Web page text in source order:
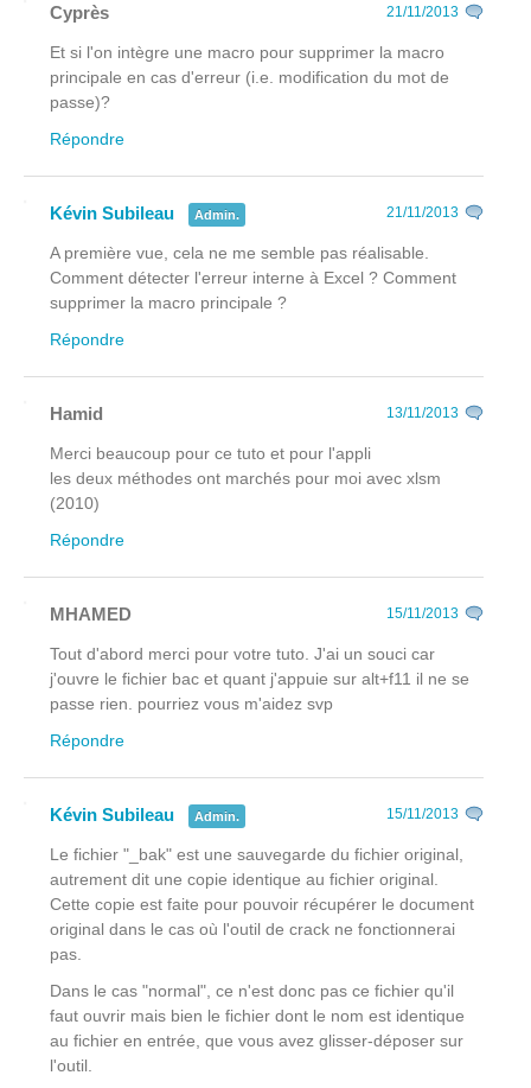
Cyprès 21/11/2013
Et si l'on intègre une macro pour supprimer la macro
principale en cas d'erreur (i.e. modification du mot de
passe)?
Répondre
Kévin Subileau Admin. 21/11/2013
A première vue, cela ne me semble pas réalisable.
Comment détecter l'erreur interne à Excel ? Comment
supprimer la macro principale ?
Répondre
Hamid 13/11/2013
Merci beaucoup pour ce tuto et pour l'appli
les deux méthodes ont marchés pour moi avec xlsm
(2010)
Répondre
MHAMED 15/11/2013
Tout d'abord merci pour votre tuto. J'ai un souci car
j'ouvre le fichier bac et quant j'appuie sur alt+f11 il ne se
passe rien. pourriez vous m'aidez svp
Répondre
Kévin Subileau Admin. 15/11/2013
Le fichier "_bak" est une sauvegarde du fichier original,
autrement dit une copie identique au fichier original.
Cette copie est faite pour pouvoir récupérer le document
original dans le cas où l'outil de crack ne fonctionnerai
pas.
Dans le cas "normal", ce n'est donc pas ce fichier qu'il
faut ouvrir mais bien le fichier dont le nom est identique
au fichier en entrée, que vous avez glisser-déposer sur
l'outil.